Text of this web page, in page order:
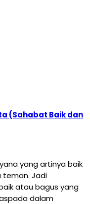
(Sahabat Baik dan
yang artinya baik
teman. Jadi
atau bagus yang
dalam